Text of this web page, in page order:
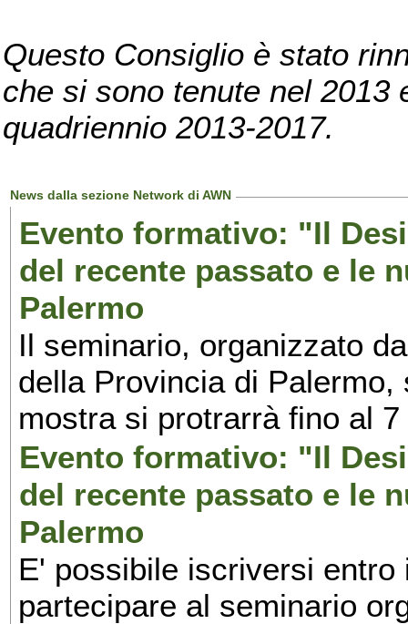
Questo Consiglio è stato
che si sono tenute nel 2013
quadriennio 2013-2017.
News dalla sezione Network di AWN
Evento formativo: "Il
del recente passato e le
Palermo
Il seminario, organizzato
della Provincia di
mostra si protrarrà fino al
Evento formativo: "Il
del recente passato e le
Palermo
E' possibile iscriversi
partecipare al seminario